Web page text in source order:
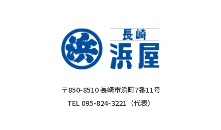
〒850-8510 長崎市浜町7番11号
TEL 095-824-3221（代表）